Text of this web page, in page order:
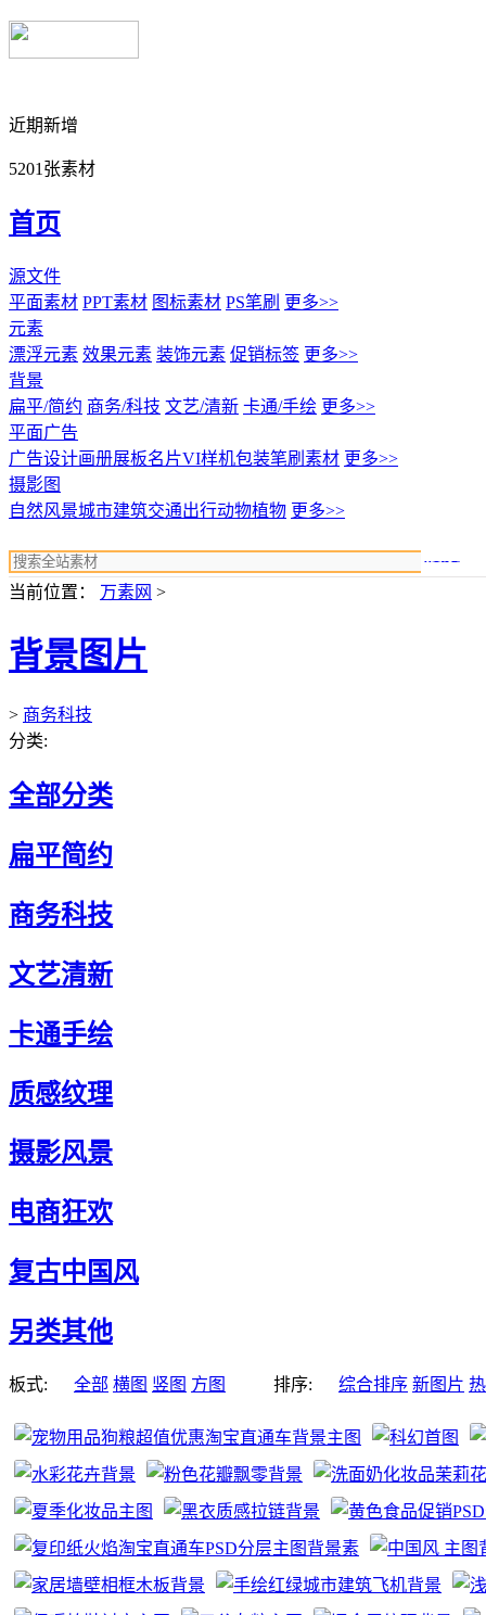
近期新增
5201张素材
首页
源文件
平面素材 PPT素材 图标素材 PS笔刷 更多>>
元素
漂浮元素 效果元素 装饰元素 促销标签 更多>>
背景
扁平/简约 商务/科技 文艺/清新 卡通/手绘 更多>>
平面广告
广告设计画册展板名片VI样机包装笔刷素材 更多>>
摄影图
自然风景城市建筑交通出行动物植物 更多>>
当前位置： 万素网 >
背景图片
> 商务科技
分类:
全部分类
扁平简约
商务科技
文艺清新
卡通手绘
质感纹理
摄影风景
电商狂欢
复古中国风
另类其他
板式: 全部 横图 竖图 方图 排序: 综合排序 新图片